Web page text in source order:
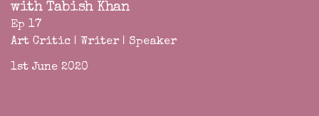
with Tabish Khan
Ep 17
Art Critic | Writer | Speaker
1st June 2020